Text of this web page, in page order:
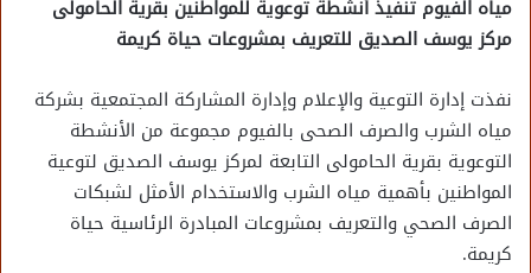
مياه الفيوم تنفيذ أنشطة توعوية للمواطنين بقرية الحامولى
مركز يوسف الصديق للتعريف بمشروعات حياة كريمة
نفذت إدارة التوعية والإعلام وإدارة المشاركة المجتمعية بشركة
مياه الشرب والصرف الصحى بالفيوم مجموعة من الأنشطة
التوعوية بقرية الحامولى التابعة لمركز يوسف الصديق لتوعية
المواطنين بأهمية مياه الشرب والاستخدام الأمثل لشبكات
الصرف الصحي والتعريف بمشروعات المبادرة الرئاسية حياة
كريمة.